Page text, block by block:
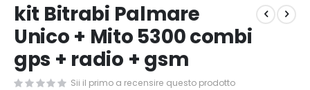
all'inizio
della
galleria
di
immagini
kit Bitrabi Palmare
Unico + Mito 5300 combi
gps + radio + gsm
Sii il primo a recensire questo prodotto